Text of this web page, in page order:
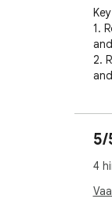
1.
2.
5/
4